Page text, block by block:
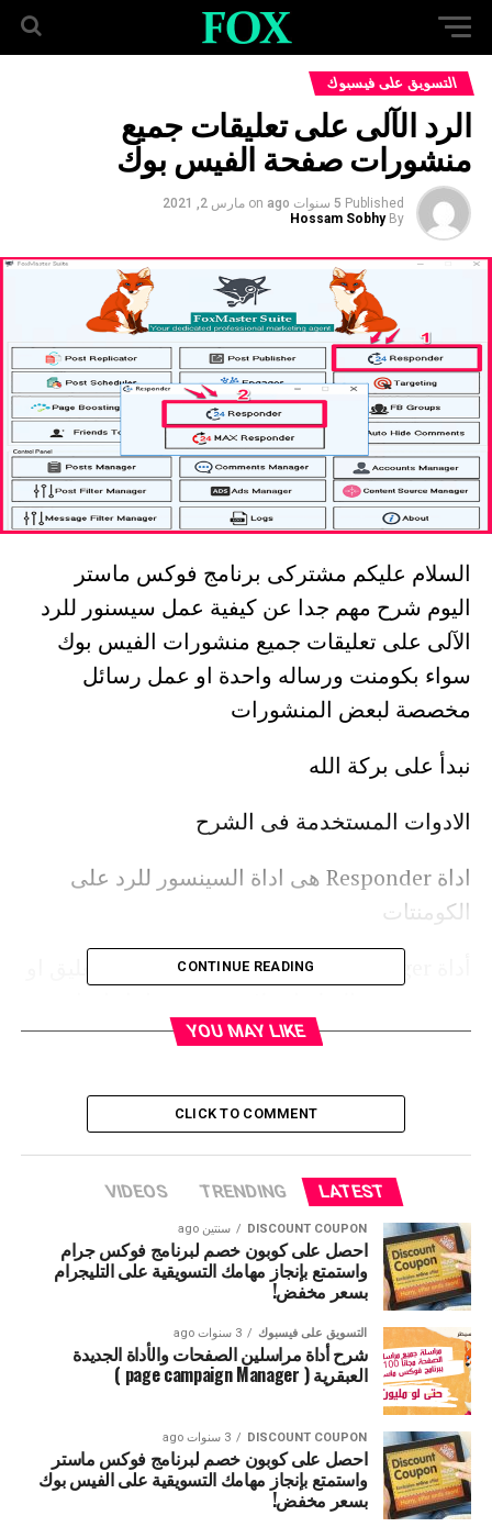
التسويق على فيسبوك
الرد الآلى على تعليقات جميع
منشورات صفحة الفيس بوك
Published 5 سنوات ago on مارس 2, 2021
By
Hossam Sobhy
السلام عليكم مشتركى برنامج فوكس ماستر
اليوم شرح مهم جدا عن كيفية عمل سيسنور للرد
الآلى على تعليقات جميع منشورات الفيس بوك
سواء بكومنت ورساله واحدة او عمل رسائل
مخصصة لبعض المنشورات
نبدأ على بركة الله
الادوات المستخدمة فى الشرح
اداة Responder هى اداة السينسور للرد على
الكومنتات
أداة Comment Manager هى اداة لحفظ تعليق او
البرنامج
مجموعة من الرسائل لاستخدامهم داخل أدوات
البرنامج
أداة Rule Manager هى الاداة المسؤلة عن آلية
ربط العمليات التى سيقوم بها السينسور
مثال نحن فى شرحنا هذا نريد من السيسنور أن
يقوم بعمل إعجاب بالتعليق + عمل رد على التعليق
+ رساله فى الخاص للعميل
وظيفة الاداة هى ربط هذه العمليات ببعضها لكى
يقرأها السيسنور ويقوم بتنفيذها
نقوم اولا بشرح طريقة عمل كومنت على البرنامج
وهى مشروحه فى اكثر من درس سابق لكن
سنقوم بنقلها هنا للافادة مرة اخرى
CONTINUE READING
YOU MAY LIKE
CLICK TO COMMENT
LATEST
TRENDING
VIDEOS
DISCOUNT COUPON سنتين ago
احصل على كوبون خصم لبرنامج فوكس جرام
واستمتع بإنجاز مهامك التسويقية على التليجرام
بسعر مخفض!
التسويق على فيسبوك 3 سنوات ago
شرح أداة مراسلين الصفحات والأداة الجديدة
العبقرية ( page campaign Manager )
DISCOUNT COUPON 3 سنوات ago
احصل على كوبون خصم لبرنامج فوكس ماستر
واستمتع بإنجاز مهامك التسويقية على الفيس بوك
بسعر مخفض!